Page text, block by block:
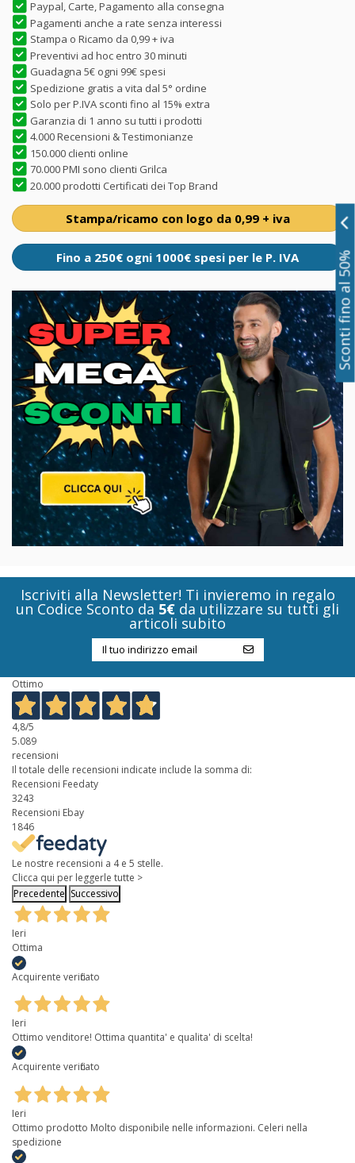
Paypal, Carte, Pagamento alla consegna
Pagamenti anche a rate senza interessi
Stampa o Ricamo da 0,99 + iva
Preventivi ad hoc entro 30 minuti
Guadagna 5€ ogni 99€ spesi
Spedizione gratis a vita dal 5° ordine
Solo per P.IVA sconti fino al 15% extra
Garanzia di 1 anno su tutti i prodotti
4.000 Recensioni & Testimonianze
150.000 clienti online
70.000 PMI sono clienti Grilca
20.000 prodotti Certificati dei Top Brand
Stampa/ricamo con logo da 0,99 + iva
Fino a 250€ ogni 1000€ spesi per le P. IVA
Iscriviti alla Newsletter! Ti invieremo in regalo
un Codice Sconto da 5€ da utilizzare su tutti gli
articoli subito
Ottimo
4,8/5
5.089
recensioni
Il totale delle recensioni indicate include la somma di:
Recensioni Feedaty
3243
Recensioni Ebay
1846
Le nostre recensioni a 4 e 5 stelle.
Clicca qui per leggerle tutte >
Precedente Successivo
Ieri
Ottima
Acquirente verificato
Ieri
Ottimo venditore! Ottima quantita' e qualita' di scelta!
Acquirente verificato
Ieri
Ottimo prodotto Molto disponibile nelle informazioni. Celeri nella
spedizione
Sconti fino al 50%